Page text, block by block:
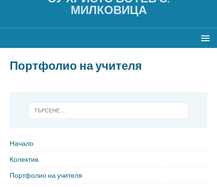
МИЛКОВИЦА
Портфолио на учителя
Начало
Колектив
Портфолио на учителя